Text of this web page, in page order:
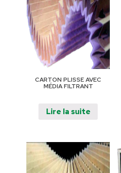
CARTON PLISSE AVEC
MÉDIA FILTRANT
Lire la suite